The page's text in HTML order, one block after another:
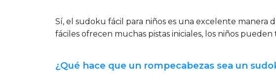
Sí, el sudoku fácil para niños es una excelente manera
fáciles ofrecen muchas pistas iniciales, los niños
¿Qué hace que un rompecabezas sea un